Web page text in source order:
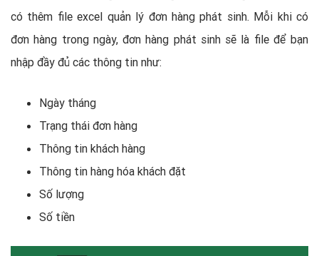
có thêm file excel quản lý đơn hàng phát sinh. Mỗi khi có
đơn hàng trong ngày, đơn hàng phát sinh sẽ là file để bạn
nhập đầy đủ các thông tin như:
Ngày tháng
Trạng thái đơn hàng
Thông tin khách hàng
Thông tin hàng hóa khách đặt
Số lượng
Số tiền